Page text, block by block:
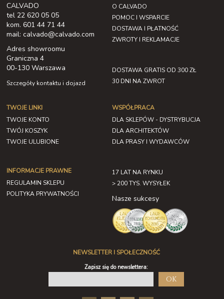
CALVADO
tel 22 620 05 05
kom. 601 44 71 44
mail: calvado@calvado.com
Adres showroomu
Graniczna 4
00-130 Warszawa
Szczegóły kontaktu i dojazd
O CALVADO
POMOC I WSPARCIE
DOSTAWA I PŁATNOŚĆ
ZWROTY I REKLAMACJE
DOSTAWA GRATIS OD 300 ZŁ
30 DNI NA ZWROT
TWOJE LINKI
TWOJE KONTO
TWÓJ KOSZYK
TWOJE ULUBIONE
INFORMACJE PRAWNE
REGULAMIN SKLEPU
POLITYKA PRYWATNOŚCI
WSPÓŁPRACA
DLA SKLEPÓW - DYSTRYBUCJA
DLA ARCHITEKTÓW
DLA PRASY I WYDAWCÓW
17 LAT NA RYNKU
> 200 TYS. WYSYŁEK
Nasze sukcesy
NEWSLETTER I SPOŁECZNOŚĆ
Zapisz się do newslettera:
OK